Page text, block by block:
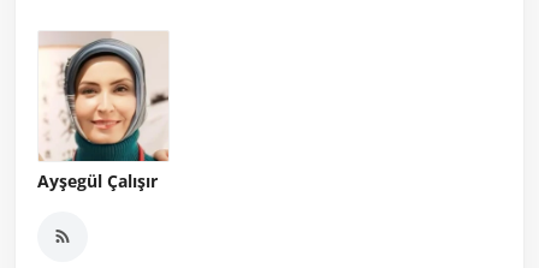
Ayşegül Çalışır